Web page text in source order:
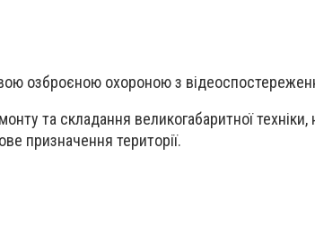
озброєною охороною з
та складання великогабаритної техніки,
призначення території.